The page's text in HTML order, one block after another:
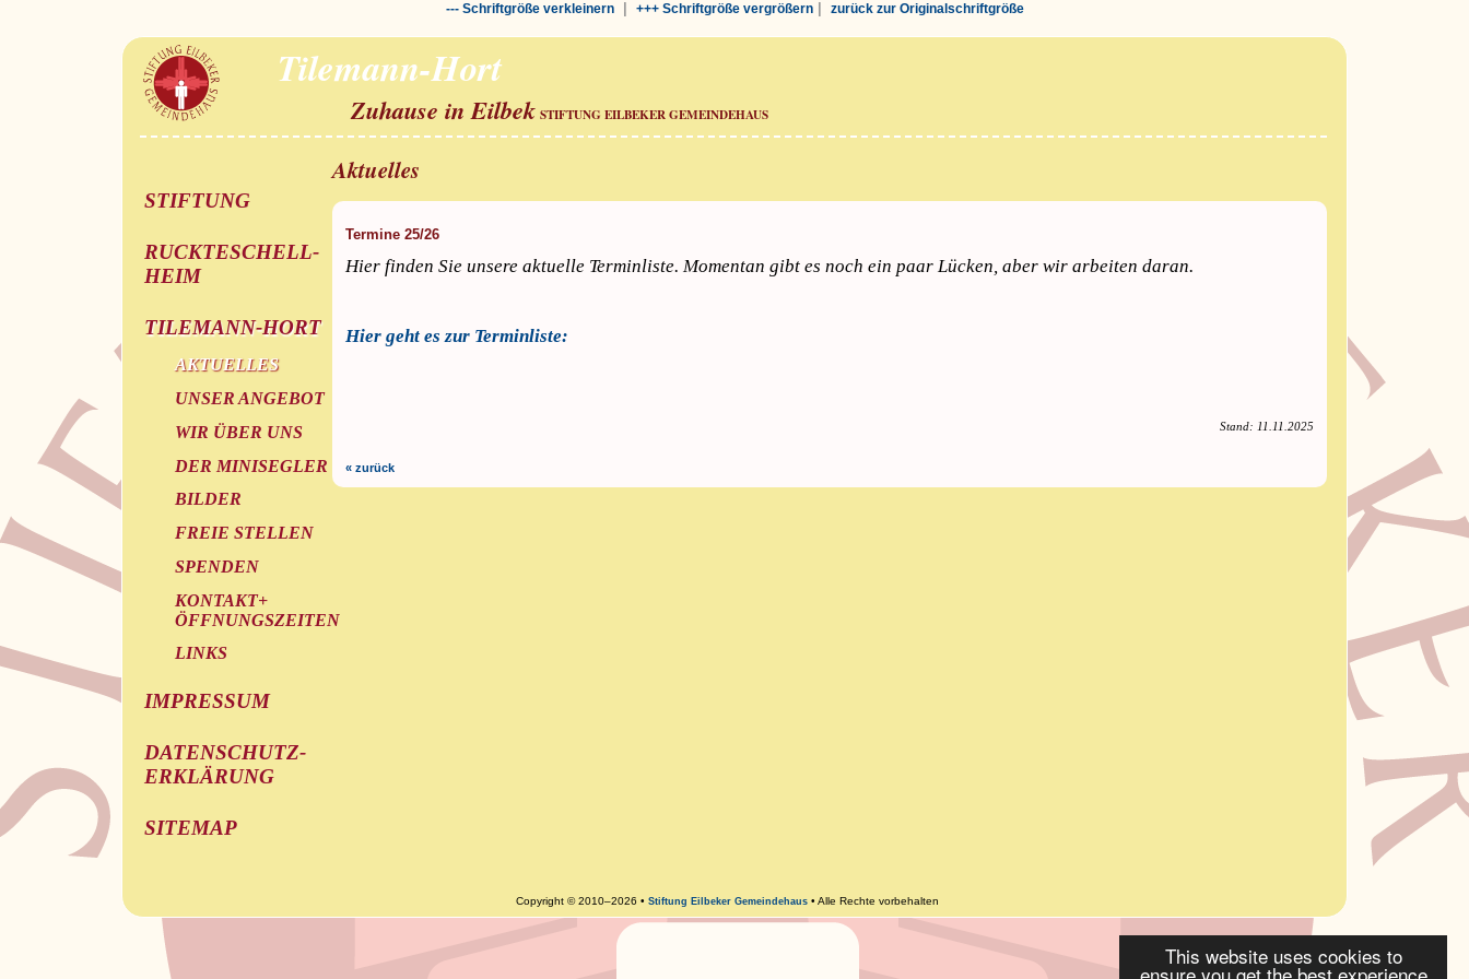
This website uses cookies to
--- Schriftgröße verkleinern| +++ Schriftgröße vergrößern| zurück zur Originalschriftgröße
Tilemann-Hort
Zuhause in Eilbek STIFTUNG EILBEKER GEMEINDEHAUS
STIFTUNG
RUCKTESCHELL-
HEIM
TILEMANN-HORT
AKTUELLES
UNSER ANGEBOT
WIR ÜBER UNS
DER MINISEGLER
BILDER
FREIE STELLEN
SPENDEN
KONTAKT+
ÖFFNUNGSZEITEN
LINKS
IMPRESSUM
DATENSCHUTZ-
ERKLÄRUNG
SITEMAP
Aktuelles
Termine 25/26
Hier finden Sie unsere aktuelle Terminliste. Momentan gibt es noch ein paar Lücken, aber wir arbeiten daran.
Hier geht es zur Terminliste:
Stand: 11.11.2025
« zurück
Copyright © 2010–2026 •Stiftung Eilbeker Gemeindehaus • Alle Rechte vorbehalten